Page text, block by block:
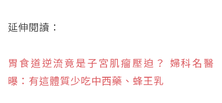
延伸閱讀：
胃食道逆流竟是子宮肌瘤壓迫？ 婦科名醫
曝：有這體質少吃中西藥、蜂王乳